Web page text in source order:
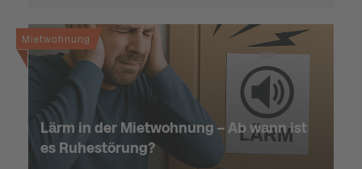
Mietwohnung
Lärm in der Mietwohnung – Ab wann ist
es Ruhestörung?